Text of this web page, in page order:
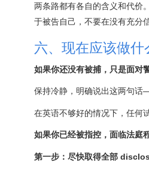
两条路都有各自的含义和代价
于被告自己，不要在没有充分
六、现在应该做什
如果你还没有被捕，只是面对
保持冷静，明确说出这两句
在英语不够好的情况下，任何
如果你已经被指控，面临法庭
第一步：尽快取得全部